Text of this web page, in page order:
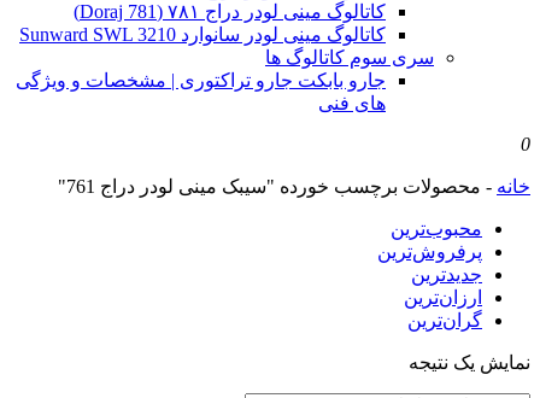
کاتالوگ مینی لودر دراج ۷۸۱ (Doraj 781)
کاتالوگ مینی لودر سانوارد Sunward SWL 3210
سری سوم کاتالوگ ها
جارو بابکت جارو تراکتوری | مشخصات و ویژگی
های فنی
0
خانه - محصولات برچسب خورده "سیبک مینی لودر دراج 761"
محبوب‌ترین
پرفروش‌ترین
جدیدترین
ارزان‌ترین
گران‌ترین
نمایش یک نتیجه